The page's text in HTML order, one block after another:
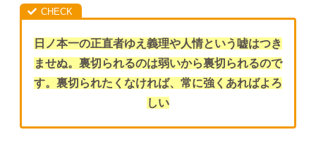
日ノ本一の正直者ゆえ義理や人情という嘘はつき
ませぬ。裏切られるのは弱いから裏切られるので
す。裏切られたくなければ、常に強くあればよろ
しい